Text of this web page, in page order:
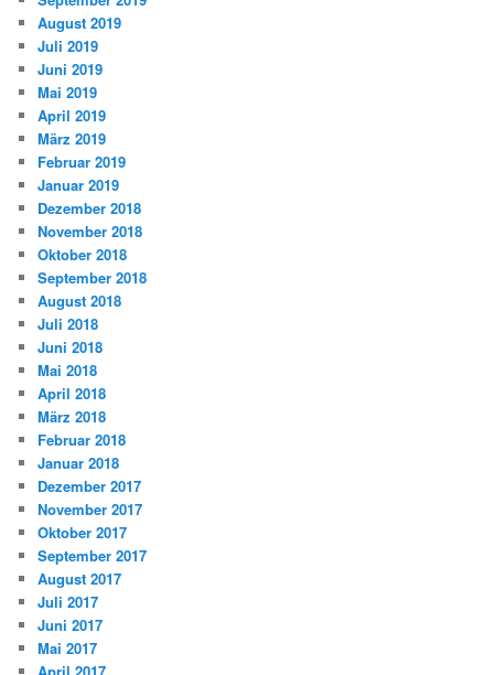
August 2019
Juli 2019
Juni 2019
Mai 2019
April 2019
März 2019
Februar 2019
Januar 2019
Dezember 2018
November 2018
Oktober 2018
September 2018
August 2018
Juli 2018
Juni 2018
Mai 2018
April 2018
März 2018
Februar 2018
Januar 2018
Dezember 2017
November 2017
Oktober 2017
September 2017
August 2017
Juli 2017
Juni 2017
Mai 2017